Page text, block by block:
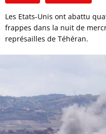
Les Etats-Unis ont abattu
frappes dans la nuit de
représailles de Téhéran.